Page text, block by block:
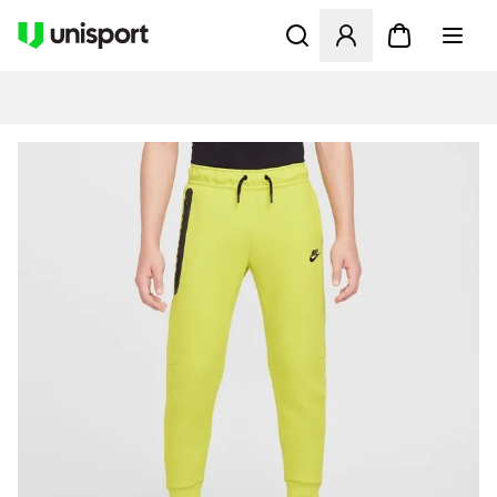
Öffnet ein neues Fenster